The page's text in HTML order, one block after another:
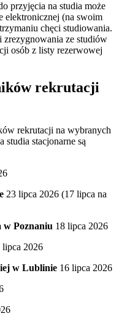
przyjęcia na studia może
elektronicznej (na swoim
chęci studiowania.
zrezygnowania ze studiów
osób z listy rezerwowej
rekrutacji
rekrutacji na wybranych
studia stacjonarne są
23 lipca 2026 (17 lipca na
w Poznaniu 18 lipca 2026
lipca 2026
w Lublinie 16 lipca 2026